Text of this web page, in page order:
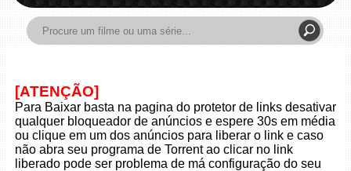
[ATENÇÃO]
Para Baixar basta na pagina do protetor de links desativar
qualquer bloqueador de anúncios e espere 30s em média
ou clique em um dos anúncios para liberar o link e caso
não abra seu programa de Torrent ao clicar no link
liberado pode ser problema de má configuração do seu